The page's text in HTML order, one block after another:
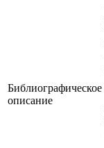
Библиографическое
описание